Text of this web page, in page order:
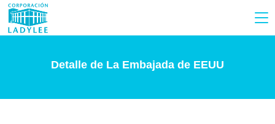
Detalle de La Embajada de EEUU